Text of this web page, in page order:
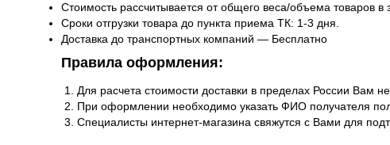
Стоимость рассчитывается от общего веса/объема товаров в
Сроки отгрузки товара до пункта приема ТК: 1-3 дня.
Доставка до транспортных компаний — Бесплатно
Правила оформления:
Для расчета стоимости доставки в пределах России Вам
При оформлении необходимо указать ФИО получателя
Специалисты интернет-магазина свяжутся с Вами для